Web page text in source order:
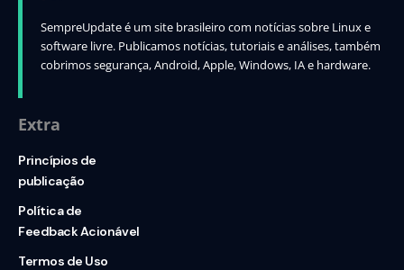
SempreUpdate é um site brasileiro com notícias sobre Linux e
software livre. Publicamos notícias, tutoriais e análises, também
cobrimos segurança, Android, Apple, Windows, IA e hardware.
Extra
Princípios de
publicação
Política de
Feedback Acionável
Termos de Uso